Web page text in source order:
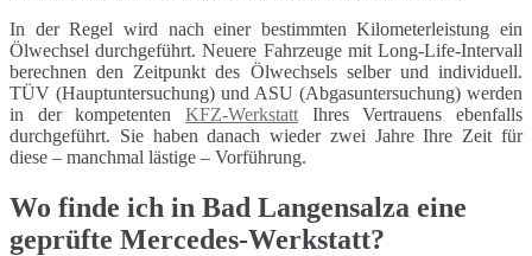
In der Regel wird nach einer bestimmten Kilometerleistung ein
Ölwechsel durchgeführt. Neuere Fahrzeuge mit Long-Life-Intervall
berechnen den Zeitpunkt des Ölwechsels selber und individuell.
TÜV (Hauptuntersuchung) und ASU (Abgasuntersuchung) werden
in der kompetenten KFZ-Werkstatt Ihres Vertrauens ebenfalls
durchgeführt. Sie haben danach wieder zwei Jahre Ihre Zeit für
diese – manchmal lästige – Vorführung.
Wo finde ich in Bad Langensalza eine
geprüfte Mercedes-Werkstatt?